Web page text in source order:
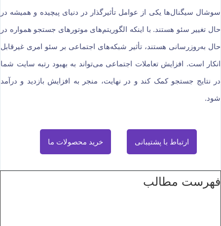
سوشال سیگنال‌ها یکی از عوامل تأثیرگذار در دنیای پیچیده و همیشه در
حال تغییر سئو هستند. با اینکه الگوریتم‌های موتورهای جستجو همواره در
حال به‌روزرسانی هستند، تأثیر شبکه‌های اجتماعی بر سئو امری غیرقابل
انکار است. افزایش تعاملات اجتماعی می‌تواند به بهبود رتبه سایت شما
در نتایج جستجو کمک کند و در نهایت، منجر به افزایش بازدید و درآمد
شود.
ارتباط با پشتیبانی خرید محصولات ما
فهرست مطالب